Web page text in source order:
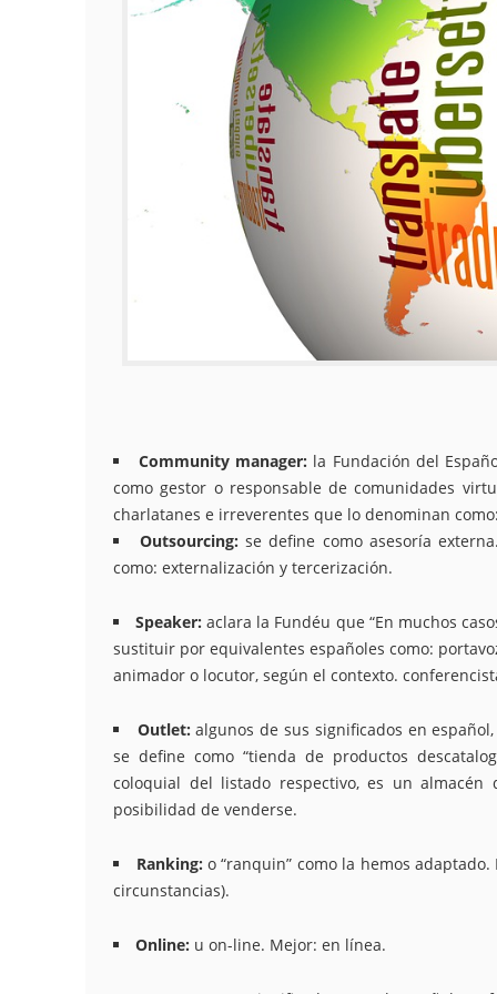
Community manager: la Fundación del
como gestor o responsable de comunidades
charlatanes e irreverentes que lo denominan como:
Outsourcing: se define como asesoría
como: externalización y tercerización.
Speaker: aclara la Fundéu que “En muchos
sustituir por equivalentes españoles como:
animador o locutor, según el contexto.
Outlet: algunos de sus significados en
se define como “tienda de productos
coloquial del listado respectivo, es un almacén
posibilidad de venderse.
Ranking: o “ranquin” como la hemos
circunstancias).
Online: u on-line. Mejor: en línea.